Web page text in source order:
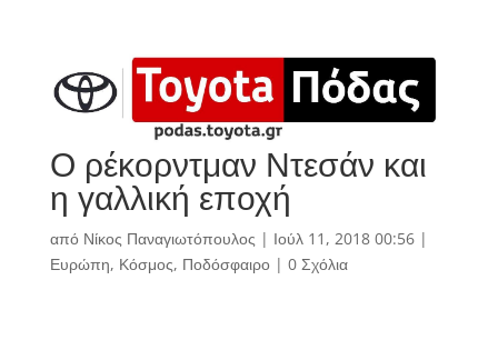
Ο ρέκορντμαν Ντεσάν και
η γαλλική εποχή
από Νίκος Παναγιωτόπουλος | Ιούλ 11, 2018 00:56|
Ευρώπη, Κόσμος, Ποδόσφαιρο| 0 Σχόλια